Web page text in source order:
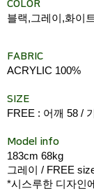
COLOR
블랙,그레이,화이트
FABRIC
ACRYLIC 100%
SIZE
FREE : 어깨 58 /
Model info
183cm 68kg
그레이 / FREE
*시스루한 디자인